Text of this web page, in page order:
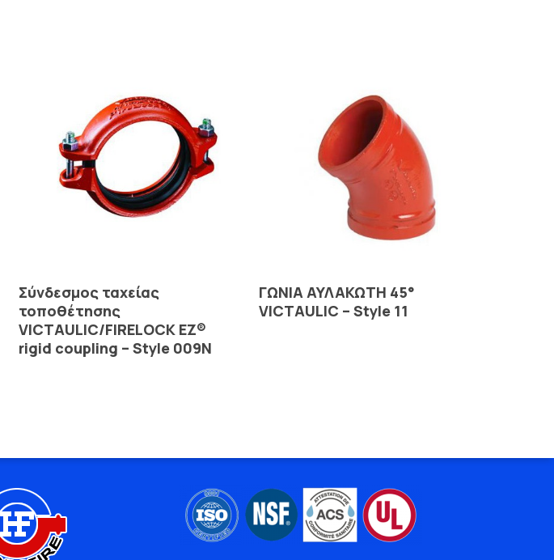
Σύνδεσμος ταχείας
τοποθέτησης
VICTAULIC/FIRELOCK EZ®
rigid coupling – Style 009N
ΓΩΝΙΑ ΑΥΛΑΚΩΤΗ 45°
VICTAULIC – Style 11